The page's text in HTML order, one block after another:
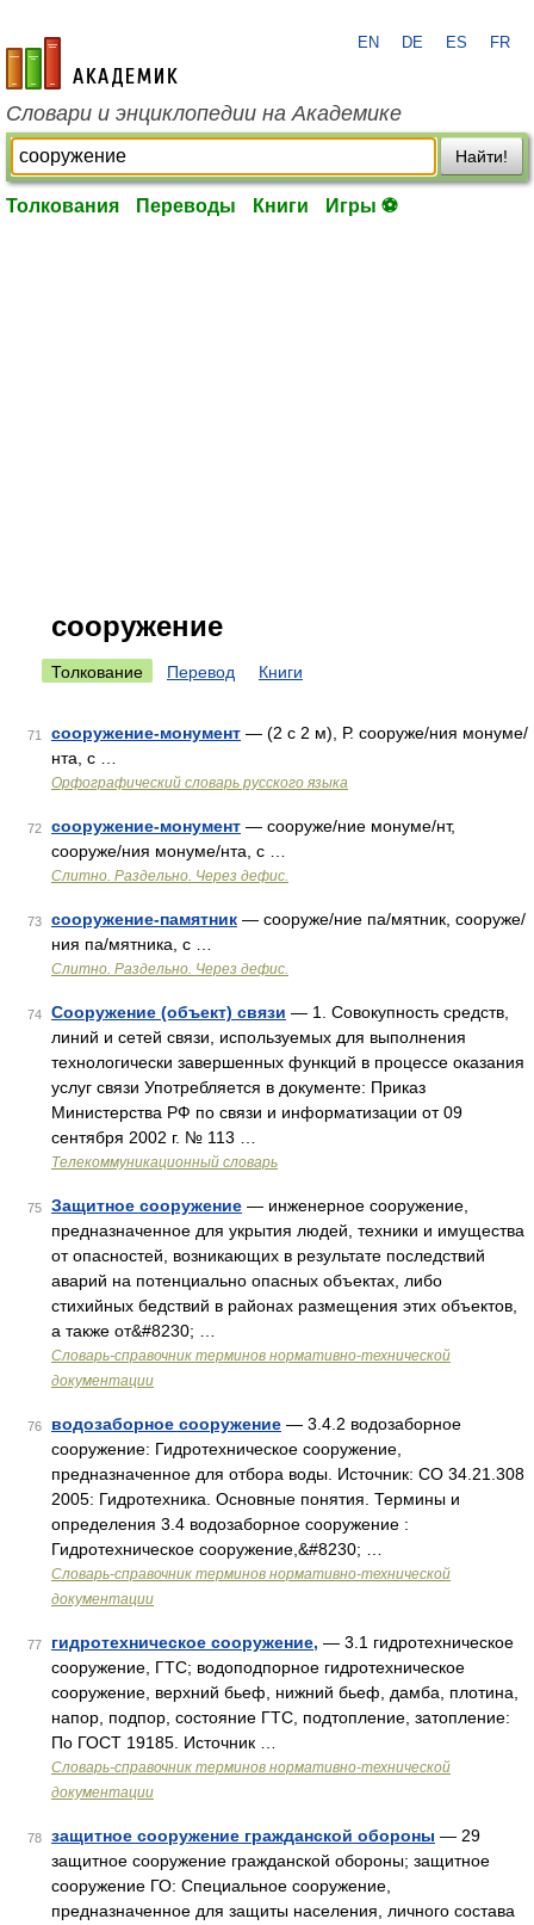
academic.ru
EN DE ES FR
Словари и энциклопедии на Академике
Найти!
Толкования Переводы Книги Игры ⚽
сооружение
Толкование Перевод Книги
71 сооружение-монумент — (2 с 2 м), Р. сооруже/ния монуме/
нта, с …
Орфографический словарь русского языка
72 сооружение-монумент — сооруже/ние монуме/нт,
сооруже/ния монуме/нта, с …
Слитно. Раздельно. Через дефис.
73 сооружение-памятник — сооруже/ние па/мятник, сооруже/
ния па/мятника, с …
Слитно. Раздельно. Через дефис.
74 Сооружение (объект) связи — 1. Совокупность средств,
линий и сетей связи, используемых для выполнения
технологически завершенных функций в процессе оказания
услуг связи Употребляется в документе: Приказ
Министерства РФ по связи и информатизации от 09
сентября 2002 г. № 113 …
Телекоммуникационный словарь
75 Защитное сооружение — инженерное сооружение,
предназначенное для укрытия людей, техники и имущества
от опасностей, возникающих в результате последствий
аварий на потенциально опасных объектах, либо
стихийных бедствий в районах размещения этих объектов,
а также от&#8230; …
Словарь-справочник терминов нормативно-технической
документации
76 водозаборное сооружение — 3.4.2 водозаборное
сооружение: Гидротехническое сооружение,
предназначенное для отбора воды. Источник: СО 34.21.308
2005: Гидротехника. Основные понятия. Термины и
определения 3.4 водозаборное сооружение :
Гидротехническое сооружение,&#8230; …
Словарь-справочник терминов нормативно-технической
документации
77 гидротехническое сооружение, — 3.1 гидротехническое
сооружение, ГТС; водоподпорное гидротехническое
сооружение, верхний бьеф, нижний бьеф, дамба, плотина,
напор, подпор, состояние ГТС, подтопление, затопление:
По ГОСТ 19185. Источник …
Словарь-справочник терминов нормативно-технической
документации
78 защитное сооружение гражданской обороны — 29
защитное сооружение гражданской обороны; защитное
сооружение ГО: Специальное сооружение,
предназначенное для защиты населения, личного состава